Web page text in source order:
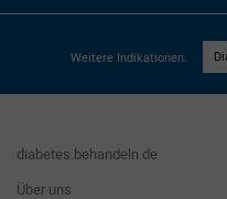
Weitere Indikationen:
diabetes.behandeln.de
Über uns